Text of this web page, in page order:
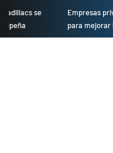
Empresas privadas donan
para mejorar la atención en